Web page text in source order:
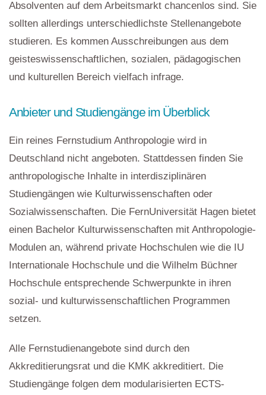
Absolventen auf dem Arbeitsmarkt chancenlos sind. Sie
sollten allerdings unterschiedlichste Stellenangebote
studieren. Es kommen Ausschreibungen aus dem
geisteswissenschaftlichen, sozialen, pädagogischen
und kulturellen Bereich vielfach infrage.
Anbieter und Studiengänge im Überblick
Ein reines Fernstudium Anthropologie wird in
Deutschland nicht angeboten. Stattdessen finden Sie
anthropologische Inhalte in interdisziplinären
Studiengängen wie Kulturwissenschaften oder
Sozialwissenschaften. Die FernUniversität Hagen bietet
einen Bachelor Kulturwissenschaften mit Anthropologie-
Modulen an, während private Hochschulen wie die IU
Internationale Hochschule und die Wilhelm Büchner
Hochschule entsprechende Schwerpunkte in ihren
sozial- und kulturwissenschaftlichen Programmen
setzen.
Alle Fernstudienangebote sind durch den
Akkreditierungsrat und die KMK akkreditiert. Die
Studiengänge folgen dem modularisierten ECTS-